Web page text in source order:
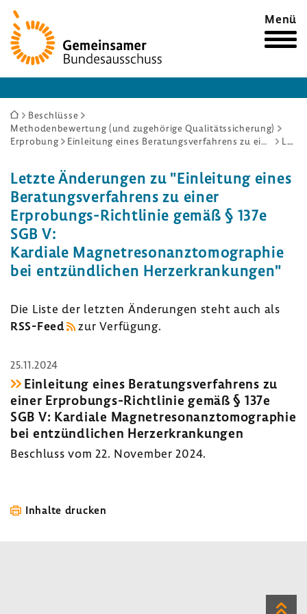
Zur
Startseite
Menü
Sie
sind
hier:
Beschlüsse
Methodenbewertung (und zugehörige Qualitätssicherung)
Erprobung
Einleitung eines Beratungsverfahrens zu einer Erprobungs-Richtlinie gemäß § 137e SGB V: Kardiale Magnetresonanztomographie bei entzündlichen Herzerkrankungen Letzte Änderungen
Letzte Ände­rungen zu "Einlei­tung eines
Bera­tungs­ver­fah­rens zu einer
Erprobungs-​Richtlinie gemäß § 137e
SGB V:
Kardiale Magnet­re­so­nanz­to­mo­gra­phie
bei entzünd­li­chen Herz­er­kran­kungen"
Die Liste der letzten Ände­rungen steht auch als
RSS-​Feed
zur Verfü­gung.
25.11.2024
Einlei­tung eines Bera­tungs­ver­fah­rens zu
einer Erprobungs-​Richtlinie gemäß § 137e
SGB V: Kardiale Magnet­re­so­nanz­to­mo­gra­phie
bei entzünd­li­chen Herz­er­kran­kungen
Beschluss vom 22. November 2024.
Inhalte drucken
Zum